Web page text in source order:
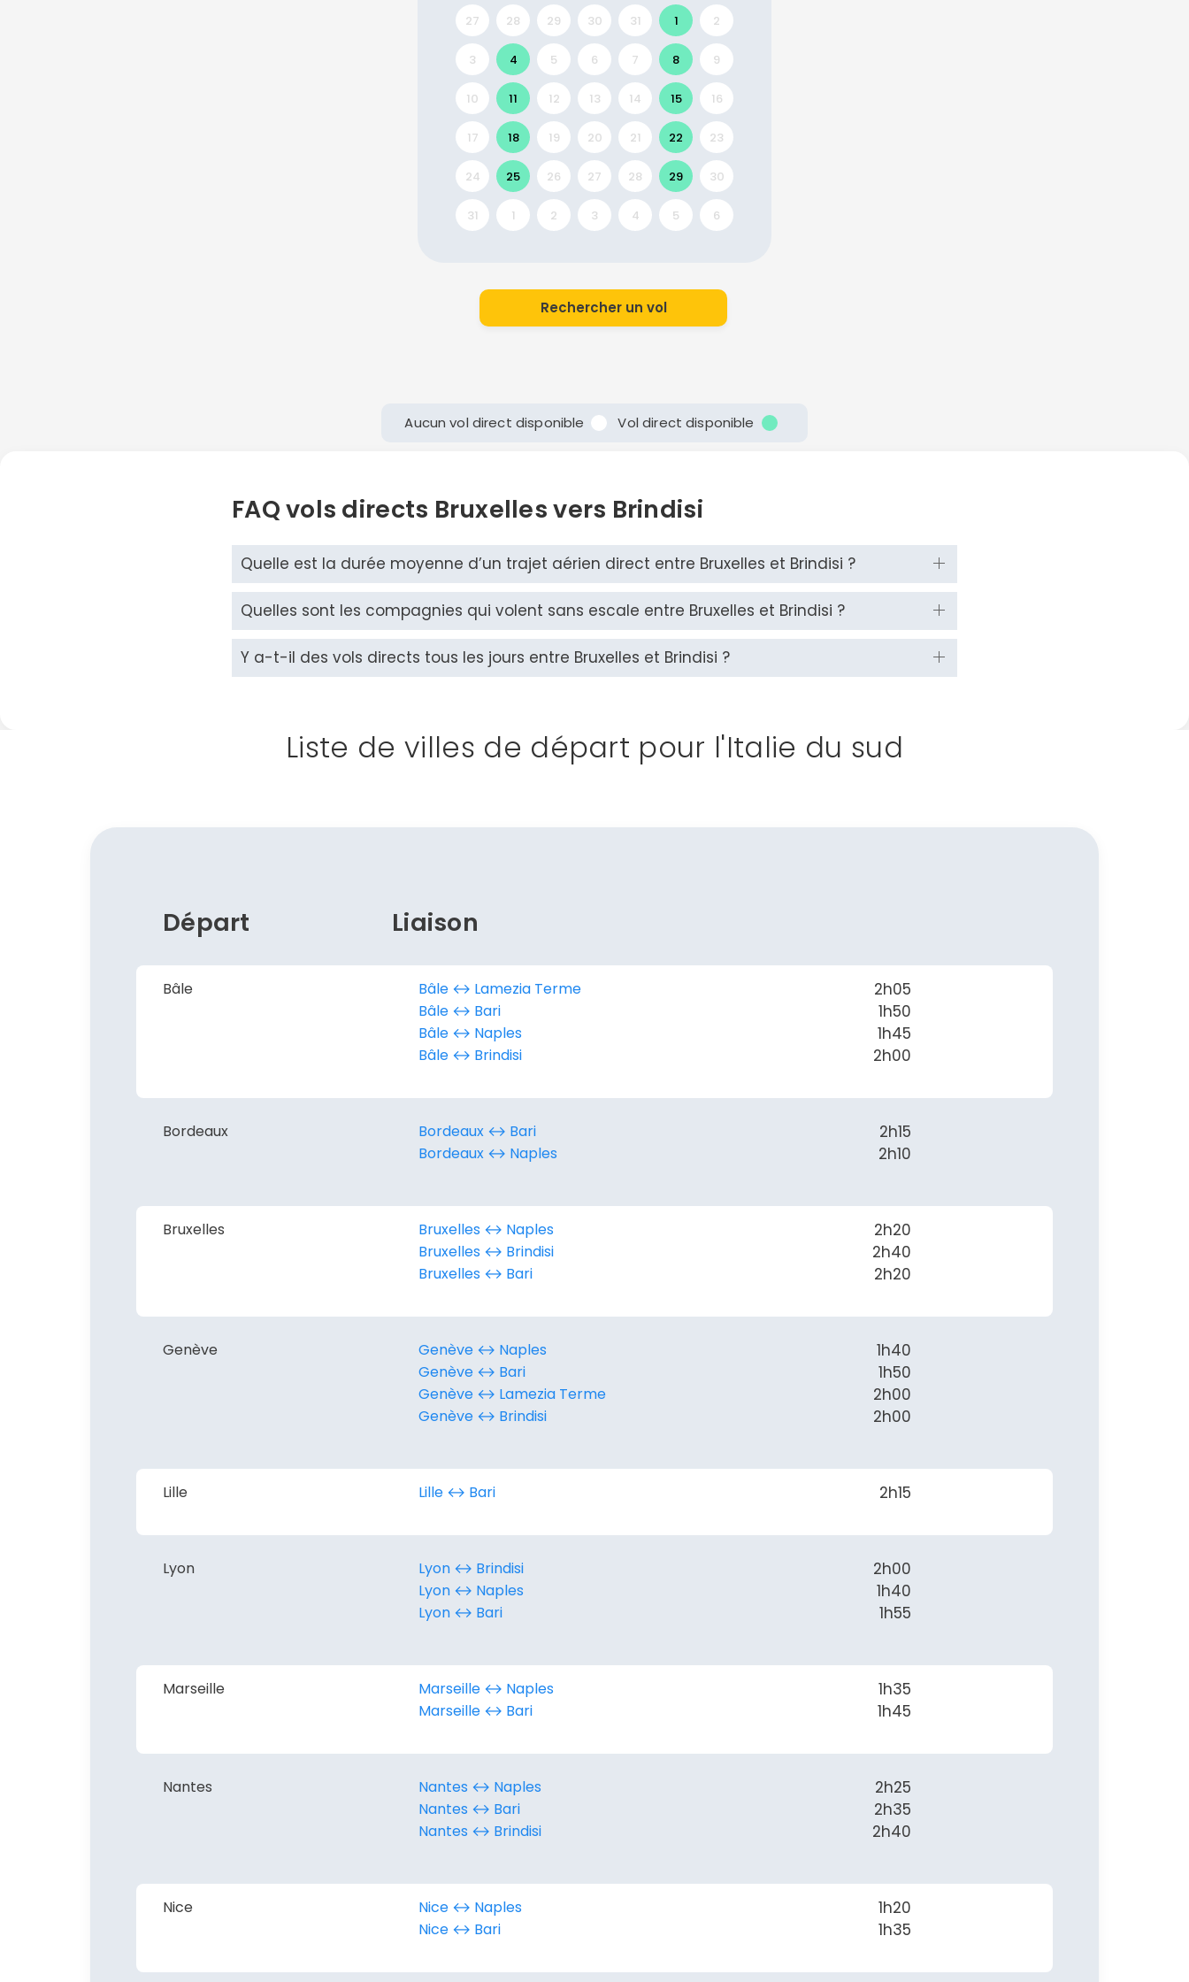
27 28 29 30 31 1 2
3 4 5 6 7 8 9
10 11 12 13 14 15 16
17 18 19 20 21 22 23
24 25 26 27 28 29 30
31 1 2 3 4 5 6
Rechercher un vol
Aucun vol direct disponible Vol direct disponible
FAQ vols directs Bruxelles vers Brindisi
Quelle est la durée moyenne d’un trajet aérien direct entre Bruxelles et Brindisi ?
Quelles sont les compagnies qui volent sans escale entre Bruxelles et Brindisi ?
Y a-t-il des vols directs tous les jours entre Bruxelles et Brindisi ?
Liste de villes de départ pour l'Italie du sud
Départ Liaison
Bâle Bâle ↔︎ Lamezia Terme 2h05
Bâle ↔︎ Bari 1h50
Bâle ↔︎ Naples 1h45
Bâle ↔︎ Brindisi 2h00
Bordeaux Bordeaux ↔︎ Bari 2h15
Bordeaux ↔︎ Naples 2h10
Bruxelles Bruxelles ↔︎ Naples 2h20
Bruxelles ↔︎ Brindisi 2h40
Bruxelles ↔︎ Bari 2h20
Genève Genève ↔︎ Naples 1h40
Genève ↔︎ Bari 1h50
Genève ↔︎ Lamezia Terme 2h00
Genève ↔︎ Brindisi 2h00
Lille Lille ↔︎ Bari 2h15
Lyon Lyon ↔︎ Brindisi 2h00
Lyon ↔︎ Naples 1h40
Lyon ↔︎ Bari 1h55
Marseille Marseille ↔︎ Naples 1h35
Marseille ↔︎ Bari 1h45
Nantes Nantes ↔︎ Naples 2h25
Nantes ↔︎ Bari 2h35
Nantes ↔︎ Brindisi 2h40
Nice Nice ↔︎ Naples 1h20
Nice ↔︎ Bari 1h35
Politique de confidentialité.